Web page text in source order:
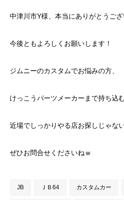
中津川市Y様、本当にありがとうござ
今後ともよろしくお願いします！
ジムニーのカスタムでお悩みの方、
けっこうパーツメーカーまで持ち込
近場でしっかりやる店お探しじゃな
ぜひお問合せくださいねｗ
JB ＪＢ64 カスタムカー